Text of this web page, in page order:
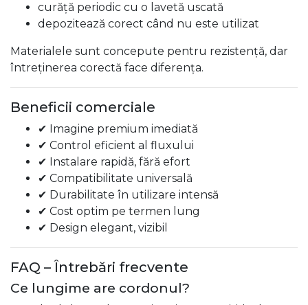
curăță periodic cu o lavetă uscată
depozitează corect când nu este utilizat
Materialele sunt concepute pentru rezistență, dar
întreținerea corectă face diferența.
Beneficii comerciale
✔ Imagine premium imediată
✔ Control eficient al fluxului
✔ Instalare rapidă, fără efort
✔ Compatibilitate universală
✔ Durabilitate în utilizare intensă
✔ Cost optim pe termen lung
✔ Design elegant, vizibil
FAQ – Întrebări frecvente
Ce lungime are cordonul?